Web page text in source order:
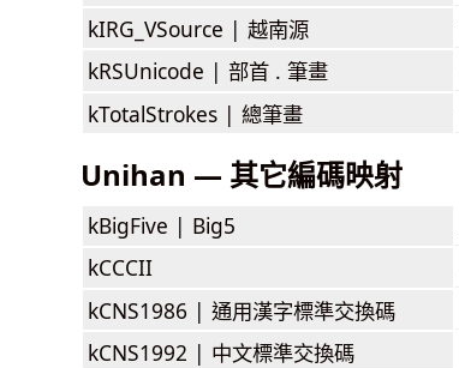
kIRG_VSource | 越南源
kRSUnicode | 部首 . 筆畫
kTotalStrokes | 總筆畫
Unihan — 其它編碼映射
kBigFive | Big5
kCCCII
kCNS1986 | 通用漢字標準交換碼
kCNS1992 | 中文標準交換碼